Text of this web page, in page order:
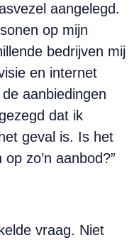
aangelegd.
op mijn
bedrijven mij
en internet
aanbiedingen
dat ik
geval is. Is het
zo’n aanbod?”
vraag. Niet